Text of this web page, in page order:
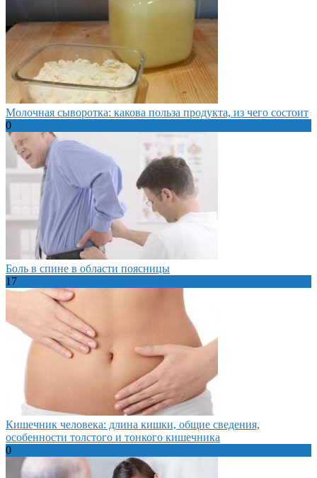
Молочная сыворотка: какова польза продукта, из чего состоит
0
Боль в спине в области поясницы
17
Кишечник человека: длина кишки, общие сведения,
особенности толстого и тонкого кишечника
0